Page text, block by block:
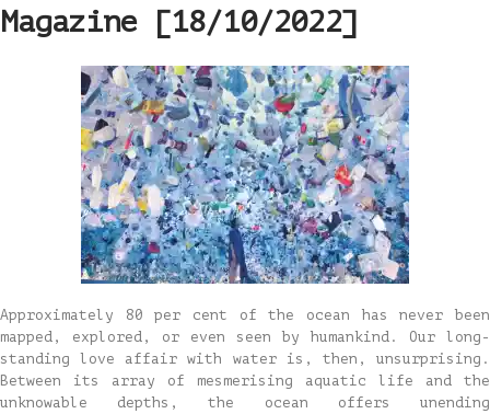
Magazine [18/10/2022]
Approximately 80 per cent of the ocean has never been
mapped, explored, or even seen by humankind. Our long-
standing love affair with water is, then, unsurprising.
Between its array of mesmerising aquatic life and the
unknowable depths, the ocean offers unending